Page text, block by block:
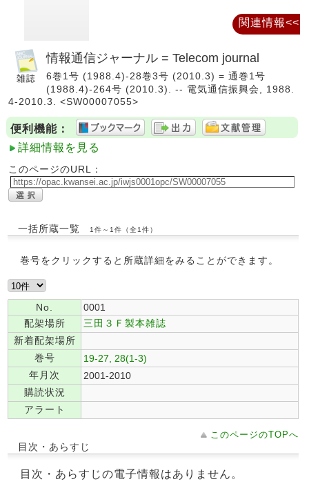
情報通信ジャーナル = Telecom journal
6巻1号 (1988.4)-28巻3号 (2010.3) = 通巻1号
(1988.4)-264号 (2010.3). -- 電気通信振興会, 1988.
4-2010.3. <SW00007055>
便利機能：
詳細情報を見る
このページのURL：
一括所蔵一覧 1件～1件（全1件）
巻号をクリックすると所蔵詳細をみることができます。
No.
0001
配架場所
三田３Ｆ製本雑誌
新着配架場所
巻号
19-27, 28(1-3)
年月次
2001-2010
購読状況
アラート
このページのTOPへ
目次・あらすじ
目次・あらすじの電子情報はありません。
関連情報<<